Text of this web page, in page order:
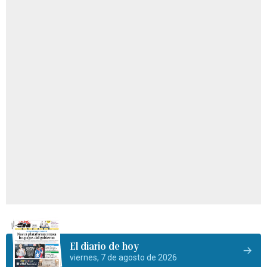
El diario de hoy
viernes, 7 de agosto de 2026